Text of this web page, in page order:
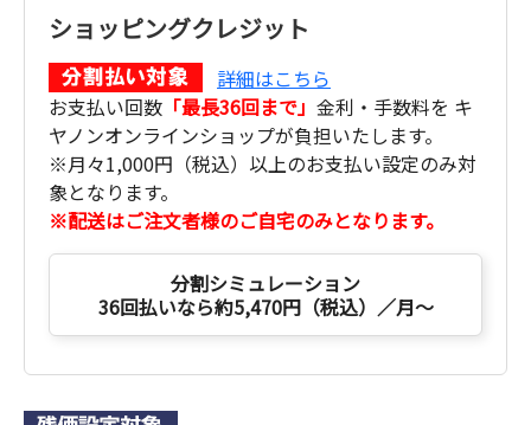
ショッピングクレジット
詳細はこちら
お支払い回数 「最長36回まで」 金利・手数料を キ
ヤノンオンラインショップが負担いたします。
※月々1,000円（税込）以上のお支払い設定のみ対
象となります。
※配送はご注文者様のご自宅のみとなります。
分割シミュレーション
36回払いなら約5,470円（税込）／月～